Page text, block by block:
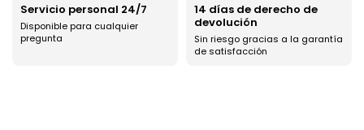
Servicio personal 24/7
Disponible para cualquier
pregunta
14 días de derecho de
devolución
Sin riesgo gracias a la garantía
de satisfacción